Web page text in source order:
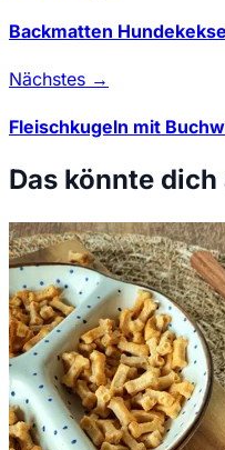
Backmatten
Nächstes →
Fleischkugeln mit
Das könnte